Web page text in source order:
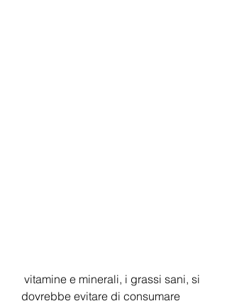
dovrebbe evitare di consumare